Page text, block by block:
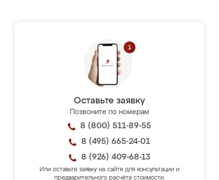
Оставьте заявку
Позвоните по номерам
8 (800) 511-89-55
8 (495) 665-24-01
8 (926) 409-68-13
Или оставьте заявку на сайте для консультации и
предварительного расчёта стоимости.